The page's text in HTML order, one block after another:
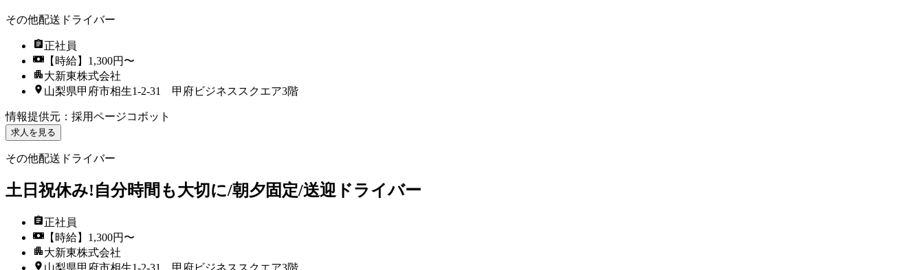
その他配送ドライバー
正社員
【時給】1,300円〜
大新東株式会社
山梨県甲府市相生1-2-31 甲府ビジネススクエア3階
情報提供元 ： 採用ページコボット
求人を見る
その他配送ドライバー
土日祝休み!自分時間も大切に/朝夕固定/送迎ドライバー
正社員
【時給】1,300円〜
大新東株式会社